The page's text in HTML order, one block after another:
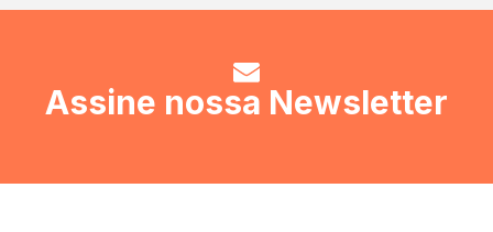
Assine nossa Newsletter